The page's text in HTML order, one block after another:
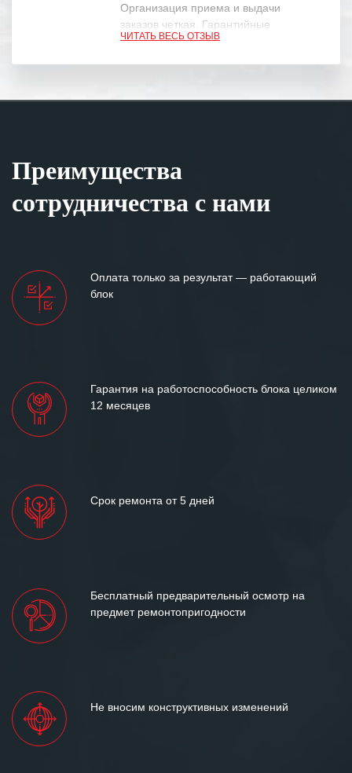
Организация приема и выдачи
заказов четкая. Гарантийные
обязательства выполняются в
Особенно хочется отметить высокую
клиентоориентированность
персонала Вашей компании,
между нашими компаниями открытые
ЧИТАТЬ ВЕСЬ ОТЗЫВ
Преимущества
сотрудничества с нами
Оплата только за результат — работающий
блок
Гарантия на работоспособность блока целиком
12 месяцев
Срок ремонта от 5 дней
Бесплатный предварительный осмотр на
предмет ремонтопригодности
Не вносим конструктивных изменений